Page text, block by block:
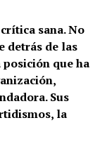
sana. No
detrás de las
posición que ha
Sus
la